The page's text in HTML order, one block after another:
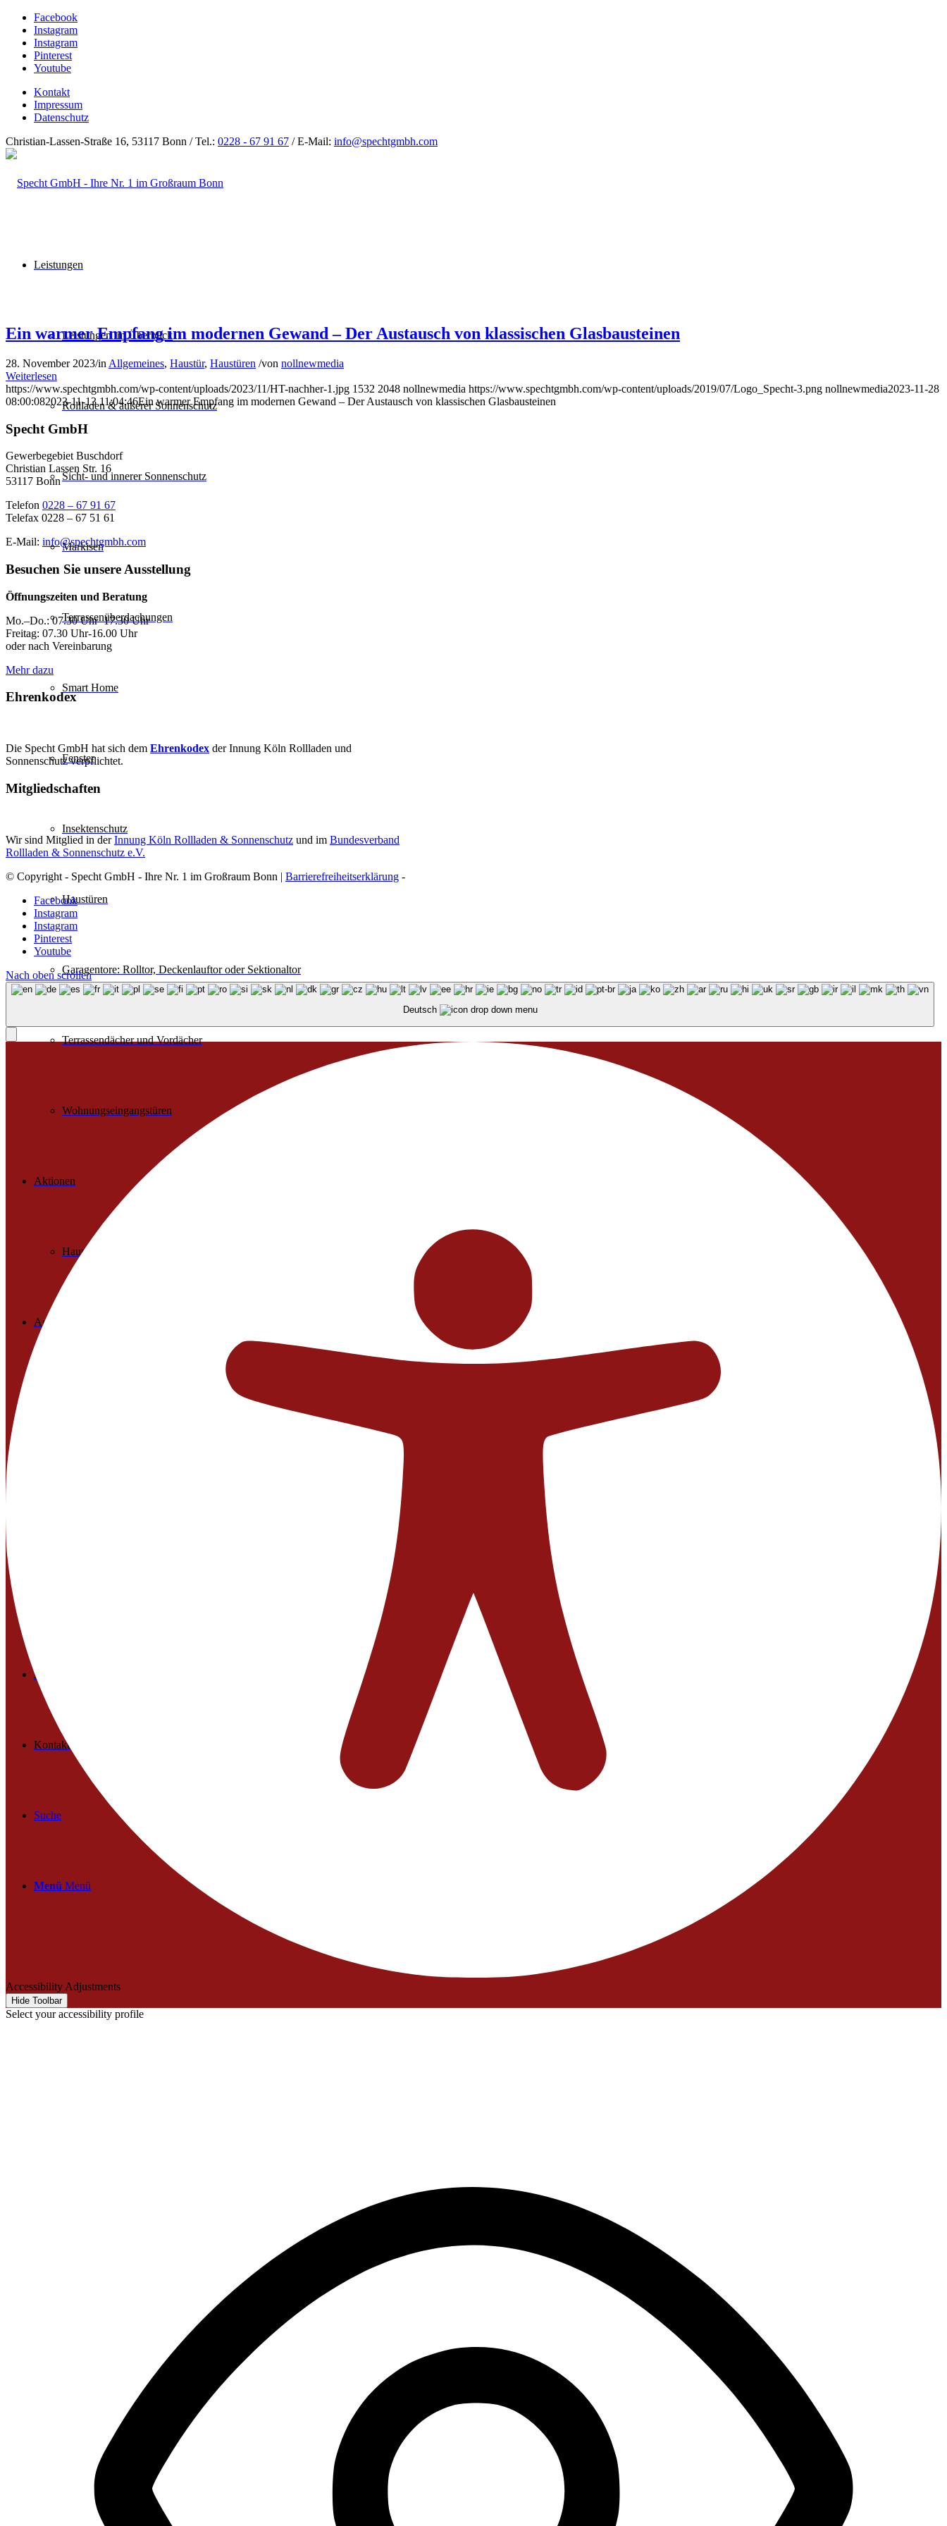
Facebook
Instagram
Instagram
Pinterest
Youtube
Kontakt
Impressum
Datenschutz
Christian-Lassen-Straße 16, 53117 Bonn / Tel.: 0228 - 67 91 67 / E-Mail: info@spechtgmbh.com
Leistungen
Leistungen im Überblick
Rollladen & äußerer Sonnenschutz
Sicht- und innerer Sonnenschutz
Markisen
Terrassen­überdachungen
Smart Home
Fenster
Insektenschutz
Haustüren
Garagentore: Rolltor, Deckenlauftor oder Sektionaltor
Terrassendächer und Vordächer
Wohnungseingangstüren
Aktionen
Haustüraktion 2026
Ausstellung
Jobs
Kontakt
Suche
Menü Menü
Ein warmer Empfang im modernen Gewand – Der Austausch von klassischen Glasbausteinen
28. November 2023/in Allgemeines, Haustür, Haustüren /von nollnewmedia
Weiterlesen
https://www.spechtgmbh.com/wp-content/uploads/2023/11/HT-nachher-1.jpg 1532 2048 nollnewmedia https://www.spechtgmbh.com/wp-content/uploads/2019/07/Logo_Specht-3.png nollnewmedia2023-11-28
08:00:082023-11-13 11:04:46Ein warmer Empfang im modernen Gewand – Der Austausch von klassischen Glasbausteinen
Specht GmbH
Gewerbegebiet Buschdorf
Christian Lassen Str. 16
53117 Bonn
Telefon 0228 – 67 91 67
Telefax 0228 – 67 51 61
E-Mail: info@spechtgmbh.com
Besuchen Sie unsere Ausstellung
Öffnungszeiten und Beratung
Mo.–Do.: 07.30 Uhr–17.30 Uhr
Freitag: 07.30 Uhr-16.00 Uhr
oder nach Vereinbarung
Mehr dazu
Ehrenkodex
Die Specht GmbH hat sich dem Ehrenkodex der Innung Köln Rollladen und
Sonnenschutz verpflichtet.
Mitgliedschaften
Wir sind Mitglied in derInnung Köln Rollladen & Sonnenschutz und im Bundesverband
Rollladen & Sonnenschutz e.V.
© Copyright - Specht GmbH - Ihre Nr. 1 im Großraum Bonn | Barrierefreiheitserklärung -
Facebook
Instagram
Instagram
Pinterest
Youtube
Nach oben scrollen
Deutsch
Accessibility Adjustments
Hide Toolbar
Select your accessibility profile